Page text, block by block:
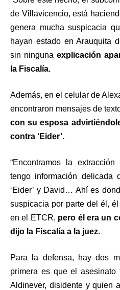
de Villavicencio, está
genera mucha suspicacia
hayan estado en Arauquita
sin ninguna explicación
la Fiscalía.
Además, en el celular de
encontraron mensajes de
con su esposa
contra ‘Eider’.
“Encontramos la
tengo información
‘Eider’ y David… Ahí es
suspicacia por parte del él,
en el ETCR, pero él era un
dijo la Fiscalía a la juez.
Para la defensa, hay dos
primera es que el
Aldinever, disidente y quien